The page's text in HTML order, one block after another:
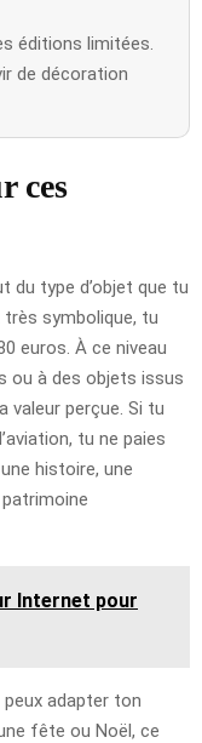
éditions limitées.
de décoration
ces
du type d’objet que tu
symbolique, tu
euros. À ce niveau
ou à des objets issus
valeur perçue. Si tu
tu ne paies
histoire, une
Internet pour
peux adapter ton
fête ou Noël, ce